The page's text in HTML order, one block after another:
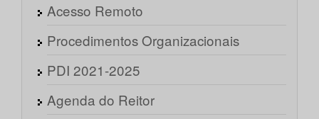
Acesso Remoto
Procedimentos Organizacionais
PDI 2021-2025
Agenda do Reitor